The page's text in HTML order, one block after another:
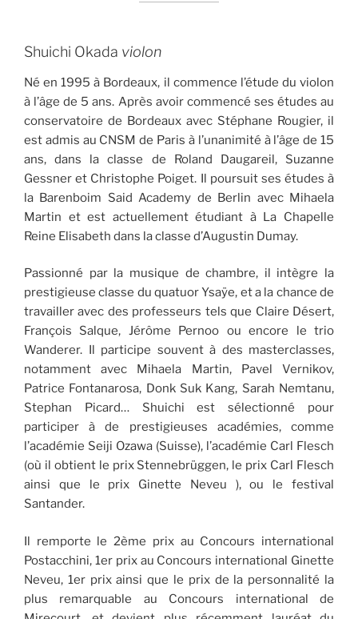
Shuichi Okada violon
Né en 1995 à Bordeaux, il commence l’étude du violon
à l’âge de 5 ans. Après avoir commencé ses études au
conservatoire de Bordeaux avec Stéphane Rougier, il
est admis au CNSM de Paris à l’unanimité à l’âge de 15
ans, dans la classe de Roland Daugareil, Suzanne
Gessner et Christophe Poiget. Il poursuit ses études à
la Barenboim Said Academy de Berlin avec Mihaela
Martin et est actuellement étudiant à La Chapelle
Reine Elisabeth dans la classe d’Augustin Dumay.
Passionné par la musique de chambre, il intègre la
prestigieuse classe du quatuor Ysaÿe, et a la chance de
travailler avec des professeurs tels que Claire Désert,
François Salque, Jérôme Pernoo ou encore le trio
Wanderer. Il participe souvent à des masterclasses,
notamment avec Mihaela Martin, Pavel Vernikov,
Patrice Fontanarosa, Donk Suk Kang, Sarah Nemtanu,
Stephan Picard… Shuichi est sélectionné pour
participer à de prestigieuses académies, comme
l’académie Seiji Ozawa (Suisse), l’académie Carl Flesch
(où il obtient le prix Stennebrüggen, le prix Carl Flesch
ainsi que le prix Ginette Neveu ), ou le festival
Santander.
Il remporte le 2ème prix au Concours international
Postacchini, 1er prix au Concours international Ginette
Neveu, 1er prix ainsi que le prix de la personnalité la
plus remarquable au Concours international de